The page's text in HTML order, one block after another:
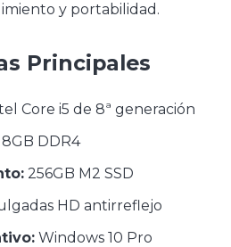
y portabilidad.
Principales
Core i5 de 8ª generación
8GB DDR4
256GB M2 SSD
HD antirreflejo
Windows 10 Pro